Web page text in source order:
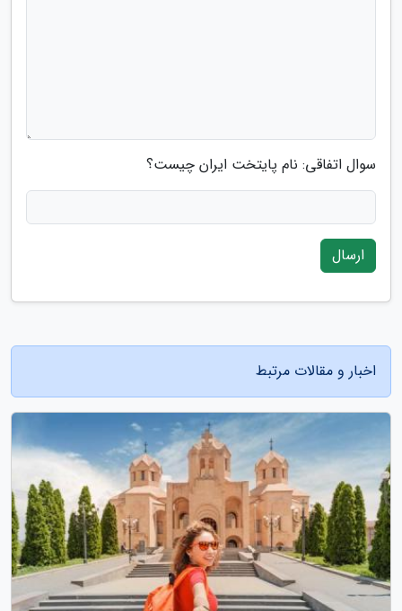
سوال اتفاقی: نام پایتخت ایران چیست؟
ارسال
اخبار و مقالات مرتبط